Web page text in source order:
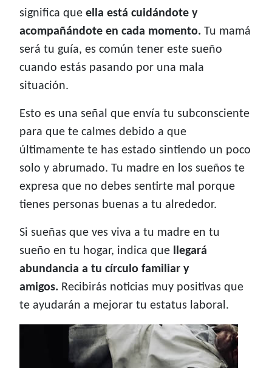
significa que ella está cuidándote y
acompañándote en cada momento. Tu mamá
será tu guía, es común tener este sueño
cuando estás pasando por una mala
situación.
Esto es una señal que envía tu subconsciente
para que te calmes debido a que
últimamente te has estado sintiendo un poco
solo y abrumado. Tu madre en los sueños te
expresa que no debes sentirte mal porque
tienes personas buenas a tu alrededor.
Si sueñas que ves viva a tu madre en tu
sueño en tu hogar, indica que llegará
abundancia a tu círculo familiar y
amigos. Recibirás noticias muy positivas que
te ayudarán a mejorar tu estatus laboral.